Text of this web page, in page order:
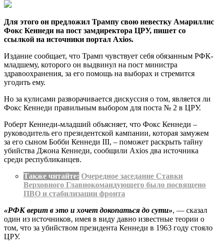
Для этого он предложил Трампу свою невестку Амариллис
Фокс Кеннеди на пост замдиректора ЦРУ, пишет со
ссылкой на источники портал Axios.
Издание сообщает, что Трамп чувствует себя обязанным РФК-
младшему, которого он выдвинул на пост министра
здравоохранения, за его помощь на выборах и стремится
угодить ему.
Но за кулисами разворачивается дискуссия о том, является ли
Фокс Кеннеди правильным выбором для поста № 2 в ЦРУ.
Роберт Кеннеди-младший объясняет, что Фокс Кеннеди –
руководитель его президентской кампании, которая замужем
за его сыном Бобби Кеннеди III, – поможет раскрыть тайну
убийства Джона Кеннеди, сообщили Axios два источника
среди республиканцев.
Также читайте: Очередное заседание Ставки
Верховного Главнокомандующего было посвящено
ПВО и стабилизации фронта
«РФК верит в это и хочет докопаться до сути», — сказал
один из источников, имея в виду давно известные теории о
том, что за убийством президента Кеннеди в 1963 году стояло
ЦРУ.